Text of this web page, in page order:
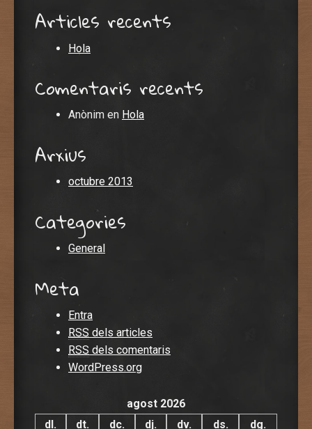
Articles recents
Hola
Comentaris recents
Anònim en Hola
Arxius
octubre 2013
Categories
General
Meta
Entra
RSS dels articles
RSS dels comentaris
WordPress.org
agost 2026
dl.
dt. dc. dj. dv. ds. dg.